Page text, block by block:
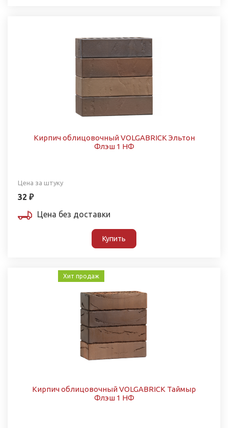
Кирпич облицовочный VOLGABRICK Эльтон
Флэш 1 НФ
Цена за штуку
32 ₽
Цена без доставки
Купить
Хит продаж
Кирпич облицовочный VOLGABRICK Таймыр
Флэш 1 НФ